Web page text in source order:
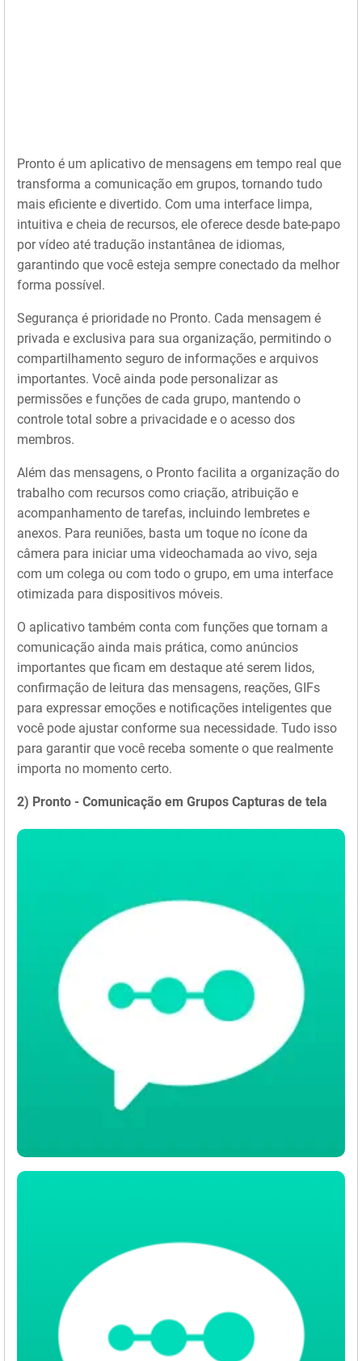
Pronto é um aplicativo de mensagens em tempo real que
transforma a comunicação em grupos, tornando tudo
mais eficiente e divertido. Com uma interface limpa,
intuitiva e cheia de recursos, ele oferece desde bate-papo
por vídeo até tradução instantânea de idiomas,
garantindo que você esteja sempre conectado da melhor
forma possível.
Segurança é prioridade no Pronto. Cada mensagem é
privada e exclusiva para sua organização, permitindo o
compartilhamento seguro de informações e arquivos
importantes. Você ainda pode personalizar as
permissões e funções de cada grupo, mantendo o
controle total sobre a privacidade e o acesso dos
membros.
Além das mensagens, o Pronto facilita a organização do
trabalho com recursos como criação, atribuição e
acompanhamento de tarefas, incluindo lembretes e
anexos. Para reuniões, basta um toque no ícone da
câmera para iniciar uma videochamada ao vivo, seja
com um colega ou com todo o grupo, em uma interface
otimizada para dispositivos móveis.
O aplicativo também conta com funções que tornam a
comunicação ainda mais prática, como anúncios
importantes que ficam em destaque até serem lidos,
confirmação de leitura das mensagens, reações, GIFs
para expressar emoções e notificações inteligentes que
você pode ajustar conforme sua necessidade. Tudo isso
para garantir que você receba somente o que realmente
importa no momento certo.
2) Pronto - Comunicação em Grupos Capturas de tela